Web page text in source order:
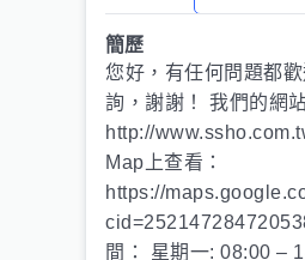
簡歷
您好，有任何問題都
詢，謝謝！ 我們的網
http://
Map上查看：
https://
間： 星期一: 08:00 –